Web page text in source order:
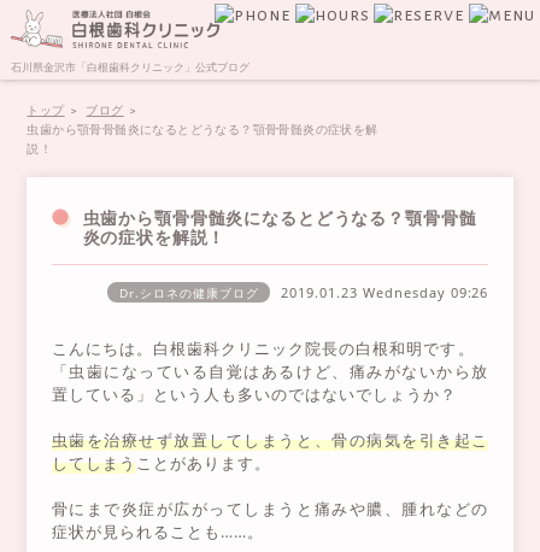
石川県金沢市「白根歯科クリニック」公式ブログ
トップ
ブログ
虫歯から顎骨骨髄炎になるとどうなる？顎骨骨髄炎の症状を解
説！
虫歯から顎骨骨髄炎になるとどうなる？顎骨骨髄
炎の症状を解説！
Dr.シロネの健康ブログ 2019.01.23 Wednesday 09:26
こんにちは。白根歯科クリニック院長の白根和明です。
「虫歯になっている自覚はあるけど、痛みがないから放
置している」という人も多いのではないでしょうか？
虫歯を治療せず放置してしまうと、骨の病気を引き起こ
してしまうことがあります。
骨にまで炎症が広がってしまうと痛みや膿、腫れなどの
症状が見られることも……。